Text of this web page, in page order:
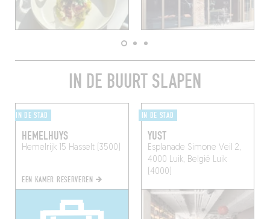
IN DE BUURT SLAPEN
IN DE STAD
HEMELHUYS
Hemelrijk 15 Hasselt (3500)
EEN KAMER RESERVEREN
IN DE STAD
YUST
Esplanade Simone Veil 2,
4000 Luik, België Luik
(4000)